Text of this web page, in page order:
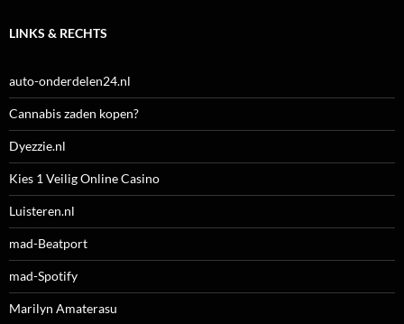
LINKS & RECHTS
auto-onderdelen24.nl
Cannabis zaden kopen?
Dyezzie.nl
Kies 1 Veilig Online Casino
Luisteren.nl
mad-Beatport
mad-Spotify
Marilyn Amaterasu